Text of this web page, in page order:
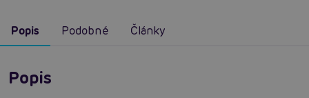
Popis Podobné Články
Popis